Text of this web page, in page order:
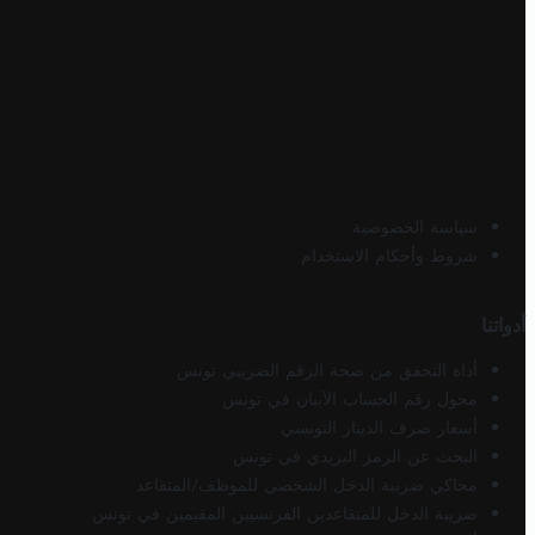
سياسة الخصوصية
شروط وأحكام الاستخدام
أدواتنا
أداة التحقق من صحة الرقم الضريبي تونس
محول رقم الحساب الآيبان في تونس
أسعار صرف الدينار التونسي
البحث عن الرمز البريدي في تونس
محاكي ضريبة الدخل الشخصي للموظف/المتقاعد
ضريبة الدخل للمتقاعدين الفرنسيين المقيمين في تونس